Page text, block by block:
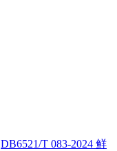
DB6521/T 083-2024 鲜